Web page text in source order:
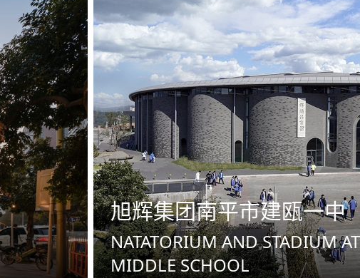
旭辉集团南平市建瓯一中
NATATORIUM AND STADIUM
MIDDLE SCHOOL